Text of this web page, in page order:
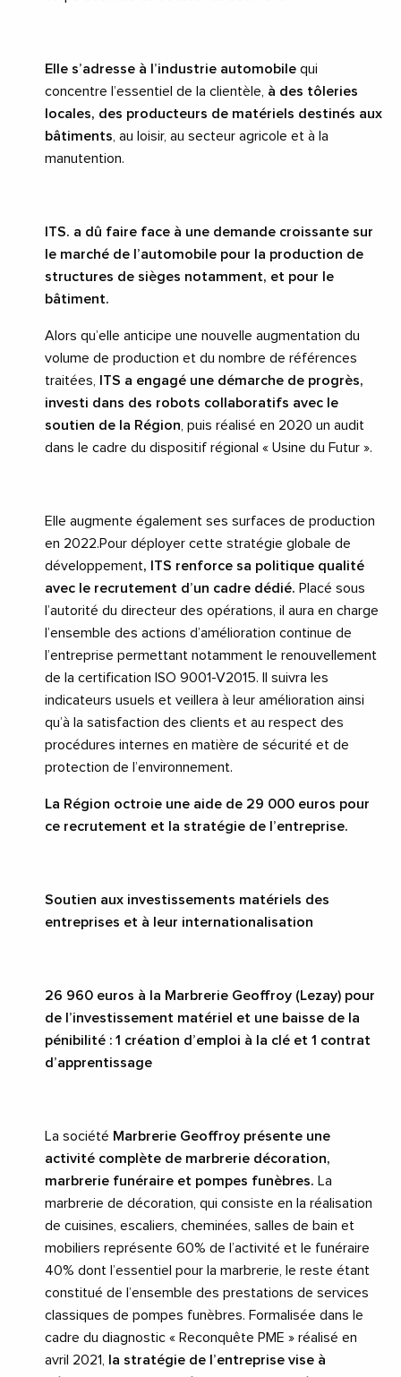
Elle s’adresse à l’industrie automobile qui
concentre l’essentiel de la clientèle, à des tôleries
locales, des producteurs de matériels destinés aux
bâtiments , au loisir, au secteur agricole et à la
manutention.
ITS. a dû faire face à une demande croissante sur
le marché de l’automobile pour la production de
structures de sièges notamment, et pour le
bâtiment.
Alors qu’elle anticipe une nouvelle augmentation du
volume de production et du nombre de références
traitées,
ITS a engagé une démarche de progrès,
investi dans des robots collaboratifs avec le
soutien de la Région , puis réalisé en 2020 un audit
dans le cadre du dispositif régional « Usine du Futur ».
Elle augmente également ses surfaces de production
en 2022.Pour déployer cette stratégie globale de
développement, ITS renforce sa politique qualité
avec le recrutement d’un cadre dédié. Placé sous
l’autorité du directeur des opérations, il aura en charge
l’ensemble des actions d’amélioration continue de
l’entreprise permettant notamment le renouvellement
de la certification ISO 9001-V2015. Il suivra les
indicateurs usuels et veillera à leur amélioration ainsi
qu’à la satisfaction des clients et au respect des
procédures internes en matière de sécurité et de
protection de l’environnement.
La Région octroie une aide de 29 000 euros pour
ce recrutement et la stratégie de l’entreprise.
Soutien aux investissements matériels des
entreprises et à leur internationalisation
26 960 euros à la Marbrerie Geoffroy (Lezay) pour
de l’investissement matériel et une baisse de la
pénibilité : 1 création d’emploi à la clé et 1 contrat
d’apprentissage
La société Marbrerie Geoffroy présente une
activité complète de marbrerie décoration,
marbrerie funéraire et pompes funèbres. La
marbrerie de décoration, qui consiste en la réalisation
de cuisines, escaliers, cheminées, salles de bain et
mobiliers représente 60% de l’activité et le funéraire
40% dont l’essentiel pour la marbrerie, le reste étant
constitué de l’ensemble des prestations de services
classiques de pompes funèbres. Formalisée dans le
cadre du diagnostic « Reconquête PME » réalisé en
avril 2021,
la stratégie de l’entreprise vise à